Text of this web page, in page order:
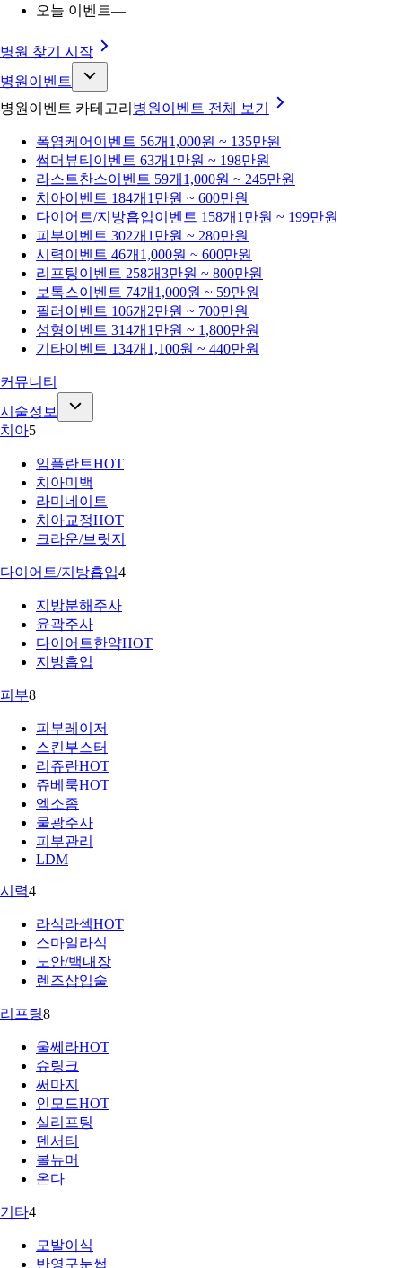
오늘 이벤트—
병원 찾기 시작
병원이벤트
병원이벤트 카테고리 병원이벤트 전체 보기
폭염케어 이벤트 56개 1,000원 ~ 135만원
썸머뷰티 이벤트 63개 1만원 ~ 198만원
라스트찬스이벤트 59개 1,000원 ~ 245만원
치아이벤트 184개 1만원 ~ 600만원
다이어트/지방흡입이벤트 158개 1만원 ~ 199만원
피부이벤트 302개 1만원 ~ 280만원
시력이벤트 46개 1,000원 ~ 600만원
리프팅이벤트 258개3만원 ~ 800만원
보톡스이벤트 74개 1,000원 ~ 59만원
필러 이벤트 106개 2만원 ~ 700만원
성형이벤트 314개 1만원 ~ 1,800만원
기타이벤트 134개 1,100원 ~ 440만원
커뮤니티
시술정보
치아5
임플란트HOT
치아미백
라미네이트
치아교정HOT
크라운/브릿지
다이어트/지방흡입4
지방분해주사
윤곽주사
다이어트한약HOT
지방흡입
피부8
피부레이저
스킨부스터
리쥬란HOT
쥬베룩HOT
엑소좀
물광주사
피부관리
LDM
시력4
라식라섹HOT
스마일라식
노안/백내장
렌즈삽입술
리프팅8
울쎄라HOT
슈링크
써마지
인모드HOT
실리프팅
덴서티
볼뉴머
온다
기타4
모발이식
반영구눈썹